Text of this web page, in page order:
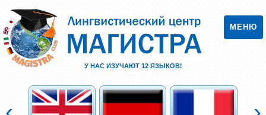
МЕНЮ
У НАС ИЗУЧАЮТ 12ЯЗЫКОВ!